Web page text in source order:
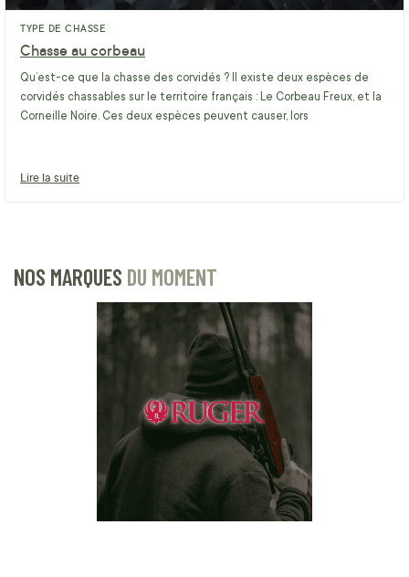
TYPE DE CHASSE
Chasse au corbeau
Qu’est-ce que la chasse des corvidés ? Il existe deux espèces de
corvidés chassables sur le territoire français : Le Corbeau Freux, et la
Corneille Noire. Ces deux espèces peuvent causer, lors
Lire la suite
NOS MARQUES DU MOMENT